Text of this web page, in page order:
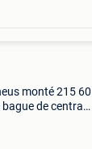
monté 215 60
de centrage